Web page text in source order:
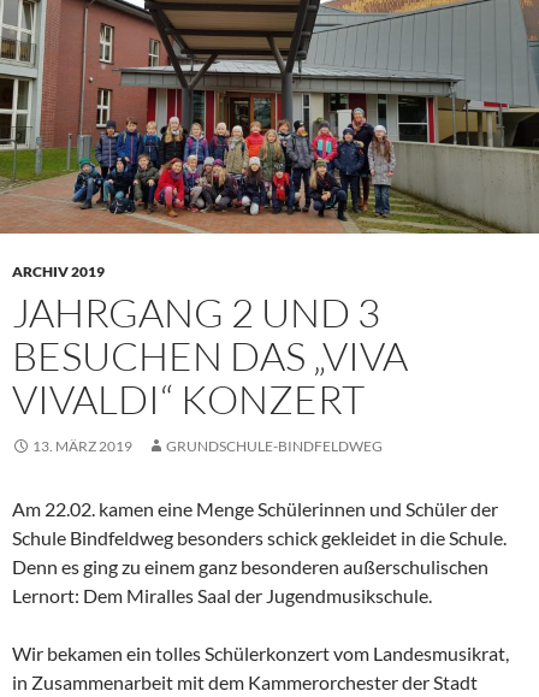
ARCHIV 2019
JAHRGANG 2 UND 3
BESUCHEN DAS „VIVA
VIVALDI“ KONZERT
13. MÄRZ 2019 GRUNDSCHULE-BINDFELDWEG
Am 22.02. kamen eine Menge Schülerinnen und Schüler der
Schule Bindfeldweg besonders schick gekleidet in die Schule.
Denn es ging zu einem ganz besonderen außerschulischen
Lernort: Dem Miralles Saal der Jugendmusikschule.
Wir bekamen ein tolles Schülerkonzert vom Landesmusikrat,
in Zusammenarbeit mit dem Kammerorchester der Stadt